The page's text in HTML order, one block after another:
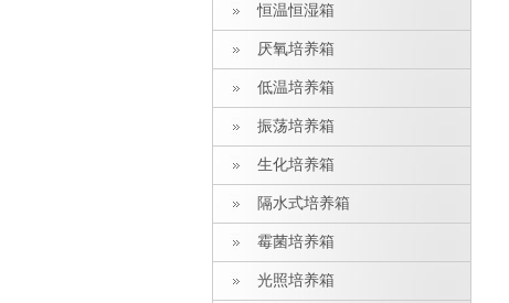
恒温恒湿箱
厌氧培养箱
低温培养箱
振荡培养箱
生化培养箱
隔水式培养箱
霉菌培养箱
光照培养箱